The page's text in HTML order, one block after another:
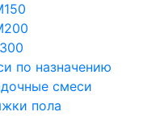
по назначению
смеси
пола